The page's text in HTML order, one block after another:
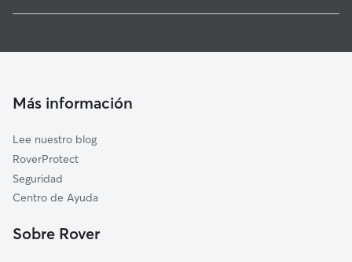
Chozas de Canales
Carranque
Ugena
Casarrubios del Monte
Illescas
Numancia de la Sagra
Cuidadores a domicilio en Palomeque
Más información
Lee nuestro blog
RoverProtect
Seguridad
Centro de Ayuda
Sobre Rover